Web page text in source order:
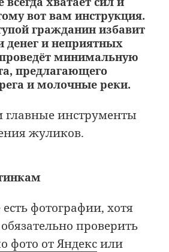
вот вам инструкция.
гражданин избавит
денег и неприятных
минимальную
предлагающего
и молочные реки.
главные инструменты
жуликов.
фотографии, хотя
проверить
фото от Яндексили